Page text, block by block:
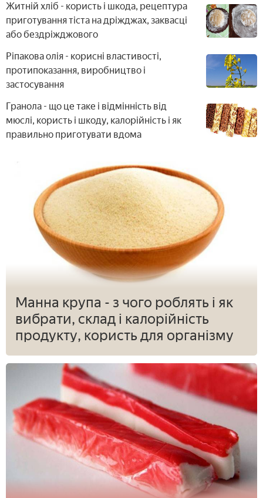
Житній хліб - користь і шкода, рецептура
приготування тіста на дріжджах, заквасці
або бездріжджового
Ріпакова олія - корисні властивості,
протипоказання, виробництво і
застосування
Гранола - що це таке і відмінність від
мюслі, користь і шкоду, калорійність і як
правильно приготувати вдома
Манна крупа - з чого роблять і як
вибрати, склад і калорійність
продукту, користь для організму